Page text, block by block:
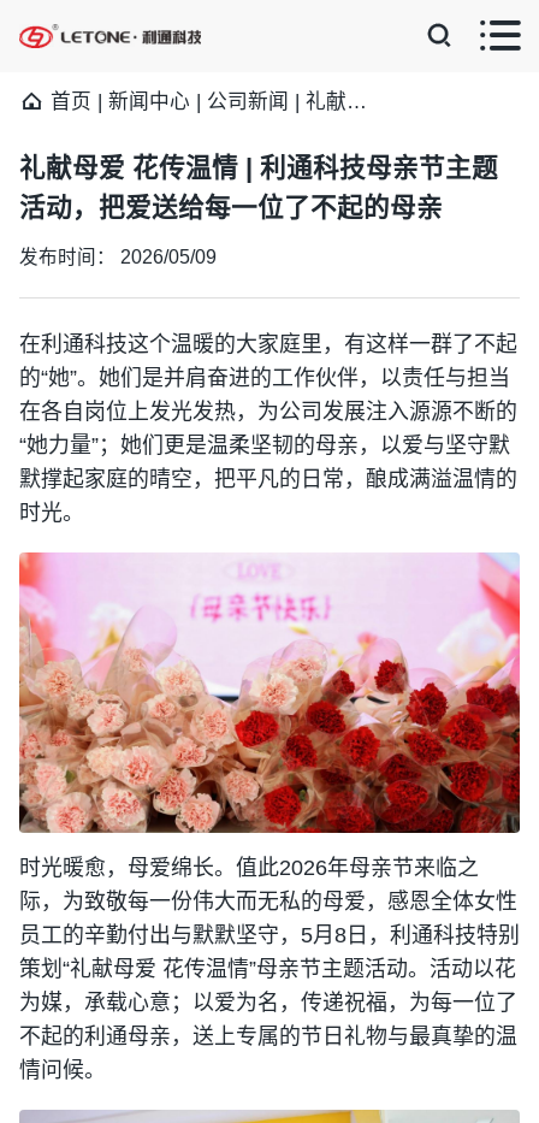
 
首页 |新闻中心 | 公司新闻 |礼献母爱 花传温情 | 利通科技母亲节主题活动，把爱送给每一位了不起的母亲
礼献母爱 花传温情 | 利通科技母亲节主题
活动，把爱送给每一位了不起的母亲
发布时间： 2026/05/09
在利通科技这个温暖的大家庭里，有这样一群了不起
的“她”。她们是并肩奋进的工作伙伴，以责任与担当
在各自岗位上发光发热，为公司发展注入源源不断的
“她力量”；她们更是温柔坚韧的母亲，以爱与坚守默
默撑起家庭的晴空，把平凡的日常，酿成满溢温情的
时光。
时光暖愈，母爱绵长。值此2026年母亲节来临之
际，为致敬每一份伟大而无私的母爱，感恩全体女性
员工的辛勤付出与默默坚守，5月8日，利通科技特别
策划“礼献母爱 花传温情”母亲节主题活动。活动以花
为媒，承载心意；以爱为名，传递祝福，为每一位了
不起的利通母亲，送上专属的节日礼物与最真挚的温
情问候。